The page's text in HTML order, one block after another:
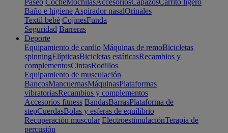
Paseo CocheMochilasAccesoriosCapazosCarrito ligero
Baño e higiene Aspirador nasalOrinales
Textil bebé CojinesFunda
Seguridad Barreras
Deporte
Equipamiento de cardio Máquinas de remoBicicletas
spinningElípticasBicicletas estáticasRecambios y
complementosCintasRodillos
Equipamiento de musculación
BancosMancuernasMáquinasPlataformas
vibratoriasRecambios y complementos
Accesorios fitness BandasBarrasPlataforma de
stepCuerdasBolas y esferas de equilibrio
Recuperación muscular ElectroestimulaciónTerapia de
percusión